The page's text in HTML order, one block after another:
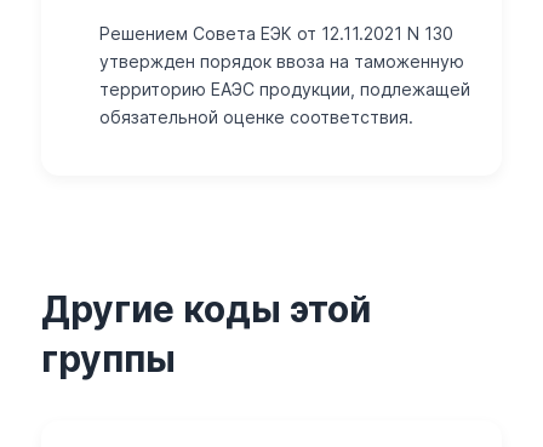
Решением Совета ЕЭК от 12.11.2021 N 130
утвержден порядок ввоза на таможенную
территорию ЕАЭС продукции, подлежащей
обязательной оценке соответствия.
Другие коды этой
группы